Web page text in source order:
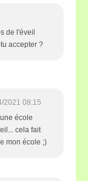
de l'éveil
accepter ?
2021 08:15
école
cela fait
mon école ;)